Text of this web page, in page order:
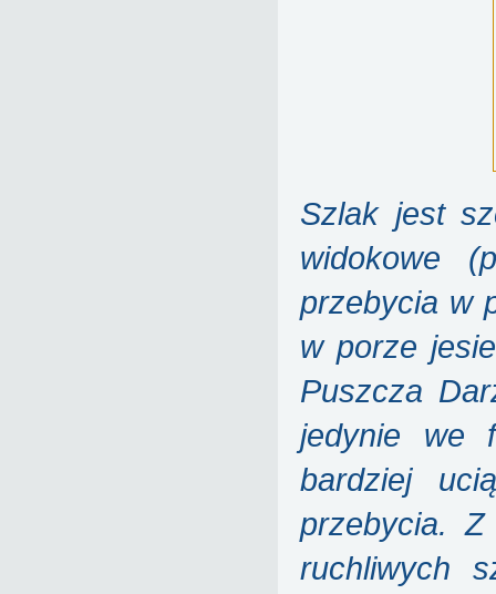
Szlak jest
widokowe
przebycia w
w porze
Puszcza
jedynie we
bardziej
przebycia.
ruchliwych